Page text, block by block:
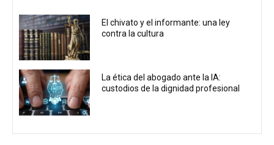
El chivato y el informante: una ley
contra la cultura
La ética del abogado ante la IA:
custodios de la dignidad profesional